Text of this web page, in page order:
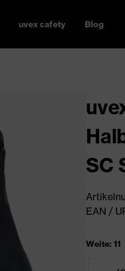
uvex safety Blog
SC
EAN /
Weite: 11